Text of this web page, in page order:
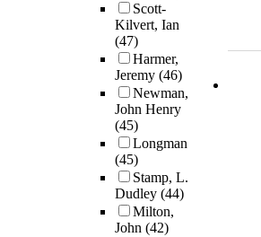
Scott-
Kilvert, Ian
(47)
Harmer,
Jeremy (46)
Newman,
John Henry
(45)
Longman
(45)
Stamp, L.
Dudley (44)
Milton,
John (42)